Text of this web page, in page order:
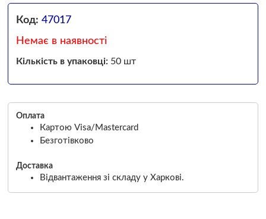
Код: 47017
Немає в наявності
Кількість в упаковці:50 шт
Оплата
Картою Visa/Mastercard
Безготівково
Доставка
Відвантаження зі складу у Харкові.